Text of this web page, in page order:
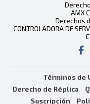
AMX
Derechos
CONTROLADORA DE
Términos de
Derecho de Réplica
Suscripción